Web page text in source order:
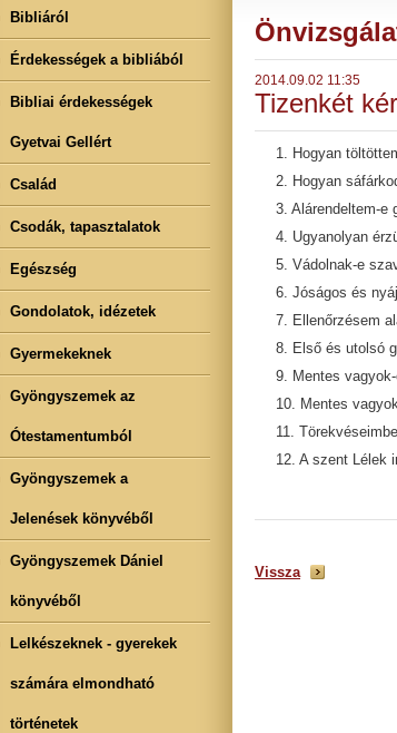
2014.09.02 11:35
Tizenkét
1. Hogyan
2. Hogyan
3. Alárendeltem-e
4. Ugyanolyan
5. Vádolnak-e
6. Jóságos és
7. Ellenőrzésem
8. Első és utolsó
9. Mentes
10. Mentes
11.
12. A szent Lélek
Vissza
Bibliáról
Érdekességek a bibliából
Bibliai érdekességek
Gyetvai Gellért
Család
Csodák, tapasztalatok
Egészség
Gondolatok, idézetek
Gyermekeknek
Gyöngyszemek az
Ótestamentumból
Gyöngyszemek a
Jelenések könyvéből
Gyöngyszemek Dániel
könyvéből
Lelkészeknek - gyerekek
számára elmondható
történetek